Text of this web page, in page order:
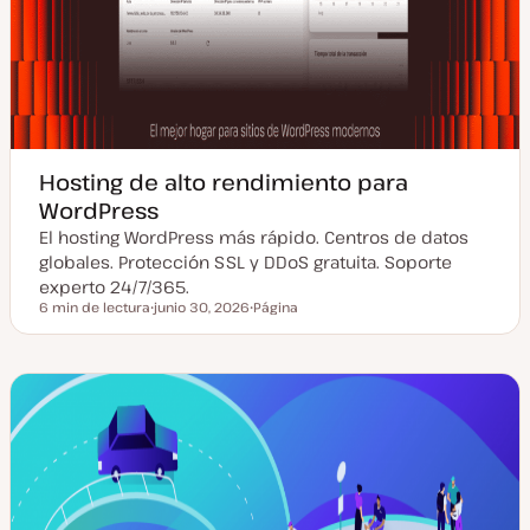
Hosting de alto rendimiento para
WordPress
El hosting WordPress más rápido. Centros de datos
globales. Protección SSL y DDoS gratuita. Soporte
experto 24/7/365.
Tiempo de lectura
6 min de lectura
e
h
c
u
a
l
i
z
a
junio 30, 2026
i
o
p
o
Página